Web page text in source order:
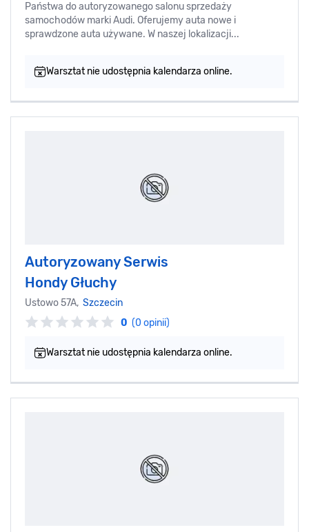
Państwa do autoryzowanego salonu sprzedaży
samochodów marki Audi. Oferujemy auta nowe i
sprawdzone auta używane. W naszej lokalizacji...
Warsztat nie udostępnia kalendarza online.
Autoryzowany Serwis
Hondy Głuchy
Ustowo 57A, Szczecin
0 (0 opinii)
Warsztat nie udostępnia kalendarza online.